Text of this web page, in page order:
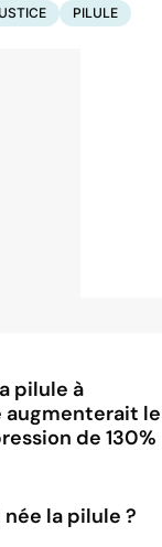
PILULE
pilule à
augmenterait le
de 130%
la pilule ?